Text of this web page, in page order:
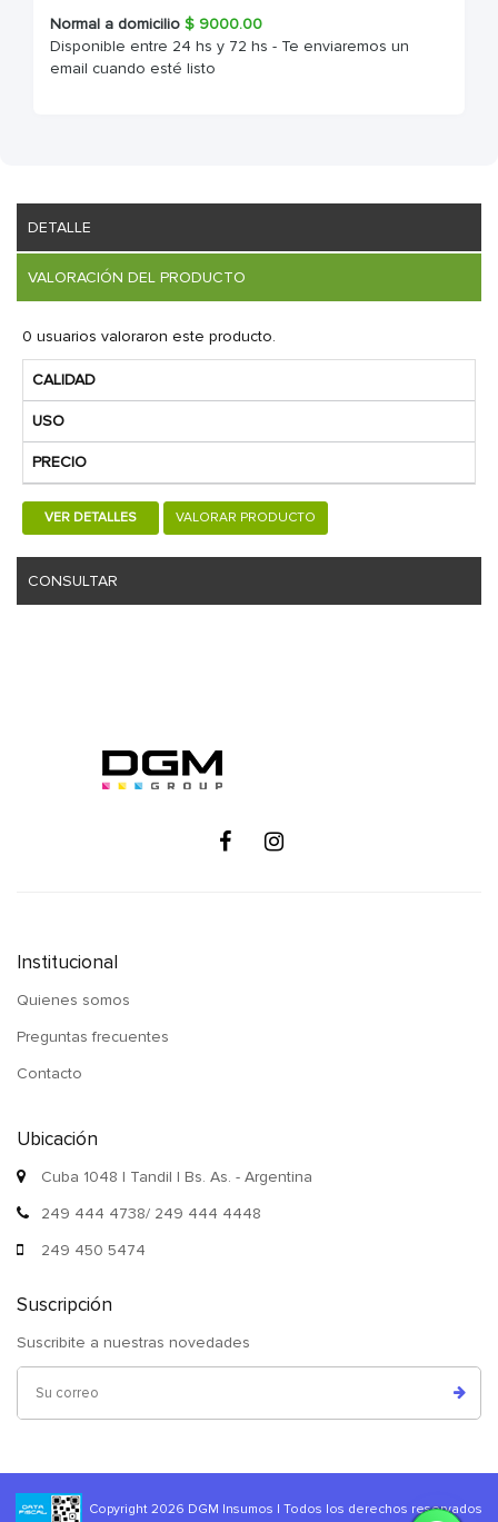
Normal a domicilio $ 9000.00
Disponible entre 24 hs y 72 hs - Te enviaremos un
email cuando esté listo
DETALLE
VALORACIÓN DEL PRODUCTO
0 usuarios valoraron este producto.
CALIDAD
USO
PRECIO
VER DETALLES VALORAR PRODUCTO
CONSULTAR
Institucional
Quienes somos
Preguntas frecuentes
Contacto
Ubicación
Cuba 1048 | Tandil | Bs. As. - Argentina
249 444 4738/ 249 444 4448
249 450 5474
Suscripción
Suscribite a nuestras novedades
Copyright 2026 DGM Insumos | Todos los derechos reservados